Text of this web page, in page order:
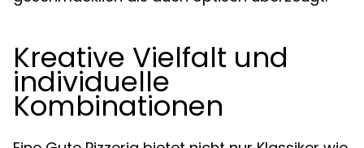
Kreative Vielfalt und
individuelle
Kombinationen